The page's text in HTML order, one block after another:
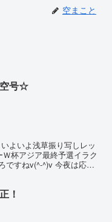
空まこと
号☆
よいよ浅草振り写しレッ
杯アジア最終予選イラク
ですねv(^-^)v 今夜は応援
！